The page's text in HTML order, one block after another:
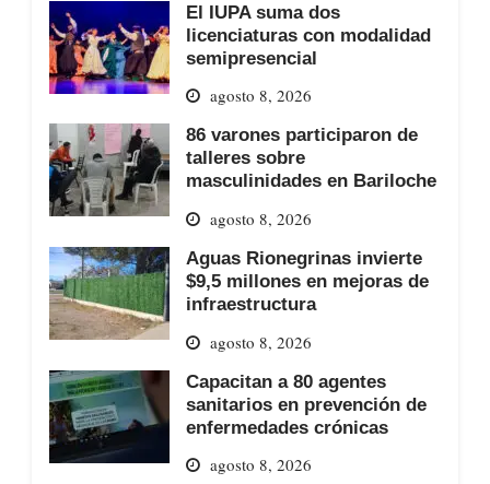
El IUPA suma dos
licenciaturas con modalidad
semipresencial
agosto 8, 2026
86 varones participaron de
talleres sobre
masculinidades en Bariloche
agosto 8, 2026
Aguas Rionegrinas invierte
$9,5 millones en mejoras de
infraestructura
agosto 8, 2026
Capacitan a 80 agentes
sanitarios en prevención de
enfermedades crónicas
agosto 8, 2026